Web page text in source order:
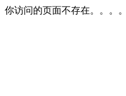
你访问的页面不存在。。。。